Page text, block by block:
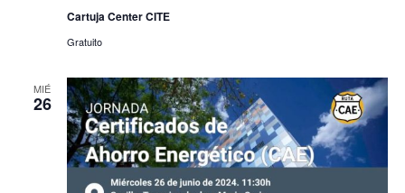
Cartuja Center CITE
Gratuito
MIÉ
26